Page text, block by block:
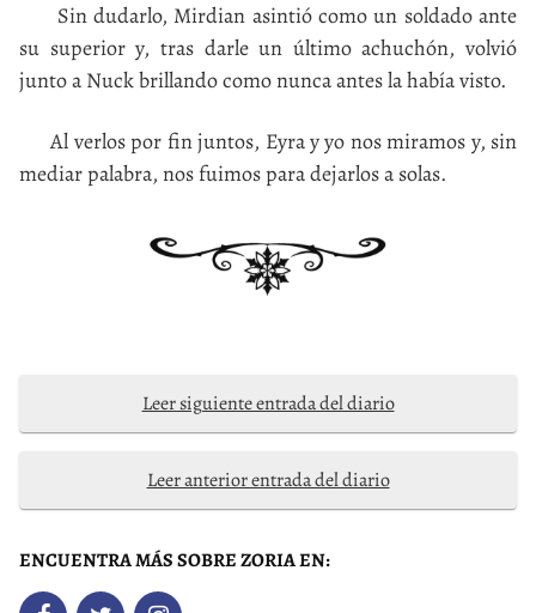
Sin dudarlo, Mirdian asintió como un soldado ante
su superior y, tras darle un último achuchón, volvió
junto a Nuck brillando como nunca antes la había visto.
Al verlos por fin juntos, Eyra y yo nos miramos y, sin
mediar palabra, nos fuimos para dejarlos a solas.
Leer siguiente entrada del diario
Leer anterior entrada del diario
ENCUENTRA MÁS SOBRE ZORIA EN: